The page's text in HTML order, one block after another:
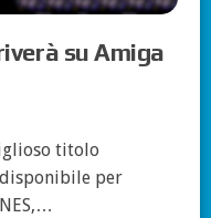
su Amiga
titolo
per